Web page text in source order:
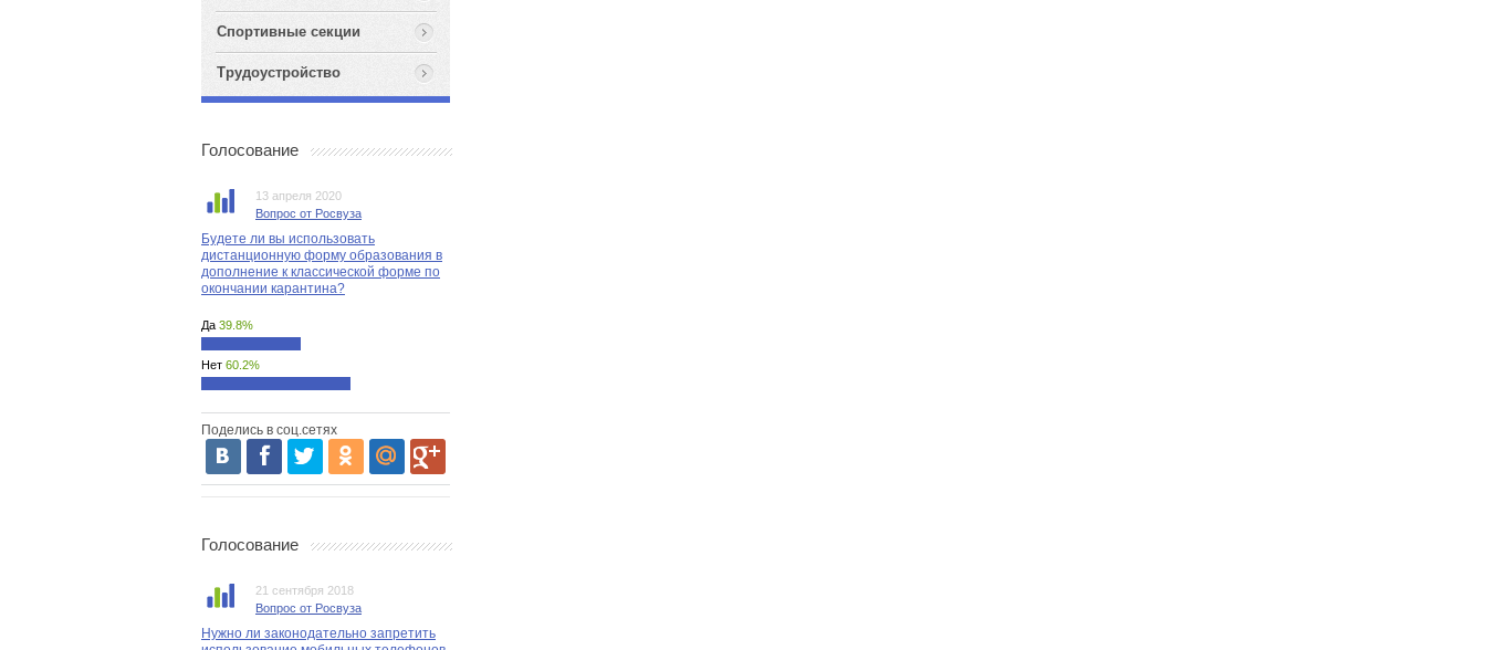
Спортивные секции
Трудоустройство
Голосование
13 апреля 2020
Вопрос от Росвуза
Будете ли вы использовать
дистанционную форму образования в
дополнение к классической форме по
окончании карантина?
Да 39.8%
Нет 60.2%
Поделись в соц.сетях
Голосование
21 сентября 2018
Вопрос от Росвуза
Нужно ли законодательно запретить